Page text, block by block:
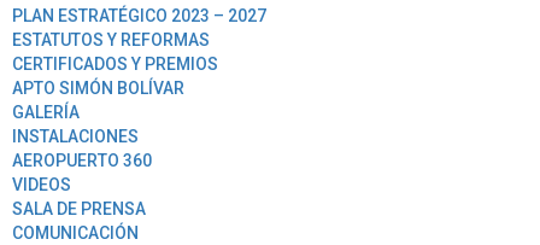
PLAN ESTRATÉGICO 2023 – 2027
ESTATUTOS Y REFORMAS
CERTIFICADOS Y PREMIOS
APTO SIMÓN BOLÍVAR
GALERÍA
INSTALACIONES
AEROPUERTO 360
VIDEOS
SALA DE PRENSA
COMUNICACIÓN